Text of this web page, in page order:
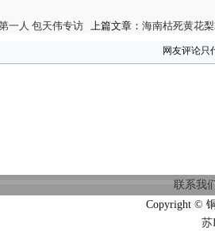
一人 包天伟专访 上篇文章： 海南枯死黄花
网友评论只
联系我
Copyright ©
苏